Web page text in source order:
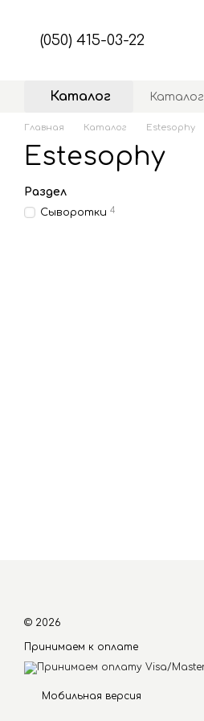
(050) 415-03-22
Каталог Каталог
Главная Каталог Estesophy
Estesophy
Раздел
Сыворотки 4
© 2026
Принимаем к оплате
Мобильная версия